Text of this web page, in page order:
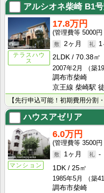
アルシオネ柴崎 B1
テラスハウ
ス
17.8万円
5000円
2ヶ月
1
2LDK
70.38㎡
2007年2月
（築
調布市柴崎
京王線 柴崎駅
【先行申込可能！初期費用分割
ハウスアゼリア
マンション
6.0万円
3500円
1ヶ月
-
1DK
25㎡
1985年5月
（築
調布市柴崎